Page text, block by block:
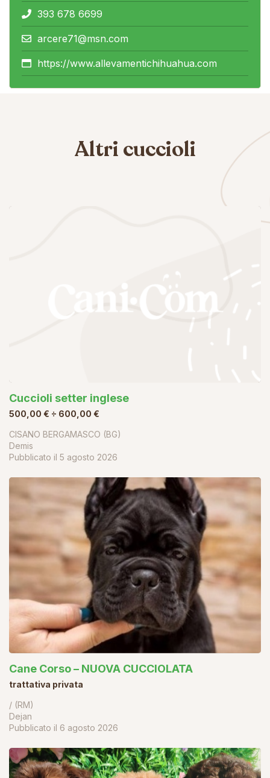
393 678 6699
arcere71@msn.com
https://www.allevamentichihuahua.com
Altri cuccioli
Cuccioli setter inglese
500,00 € ÷ 600,00 €
CISANO BERGAMASCO (BG)
Demis
Pubblicato il 5 agosto 2026
Cane Corso – NUOVA CUCCIOLATA
trattativa privata
/ (RM)
Dejan
Pubblicato il 6 agosto 2026